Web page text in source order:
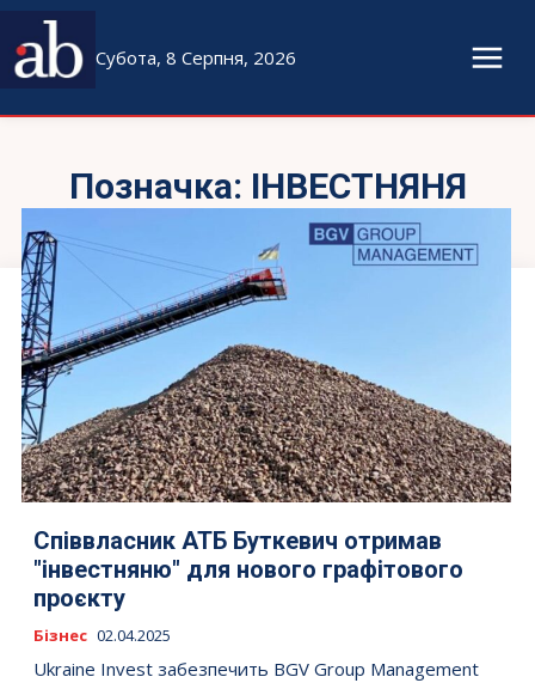
Субота, 8 Серпня, 2026
Позначка: ІНВЕСТНЯНЯ
Співвласник АТБ Буткевич отримав
"інвестняню" для нового графітового
проєкту
Бізнес 02.04.2025
Ukraine Invest забезпечить BGV Group Management